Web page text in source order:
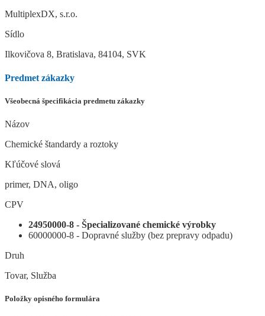
MultiplexDX, s.r.o.
Sídlo
Ilkovičova 8, Bratislava, 84104, SVK
Predmet zákazky
Všeobecná špecifikácia predmetu zákazky
Názov
Chemické štandardy a roztoky
Kľúčové slová
primer, DNA, oligo
CPV
24950000-8 - Špecializované chemické výrobky
60000000-8 - Dopravné služby (bez prepravy odpadu)
Druh
Tovar, Služba
Položky opisného formulára